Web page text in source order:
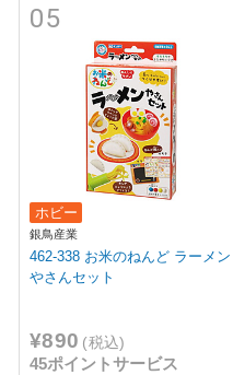
05
ホビー
銀鳥産業
462-338 お米のねんど ラーメン
やさんセット
¥890 (税込)
45ポイントサービス